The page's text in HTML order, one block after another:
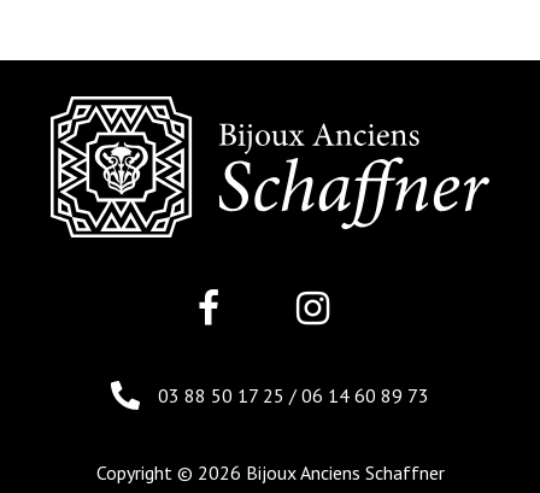
03 88 50 17 25 / 06 14 60 89 73
Copyright © 2026 Bijoux Anciens Schaffner